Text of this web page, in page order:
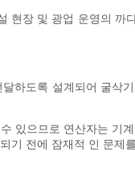
현장 및 광업 운영의 까
하도록 설계되어 굴삭
있으므로 연산자는 기
기 전에 잠재적 인 문제